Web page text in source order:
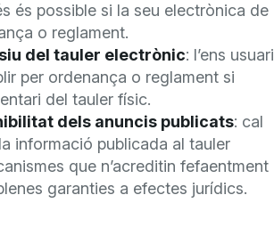
és possible si la seu electrònica de
o reglament.
del tauler electrònic: l’ens usuari
per ordenança o reglament si
del tauler físic.
dels anuncis publicats: cal
informació publicada al tauler
que n’acreditin fefaentment
garanties a efectes jurídics.